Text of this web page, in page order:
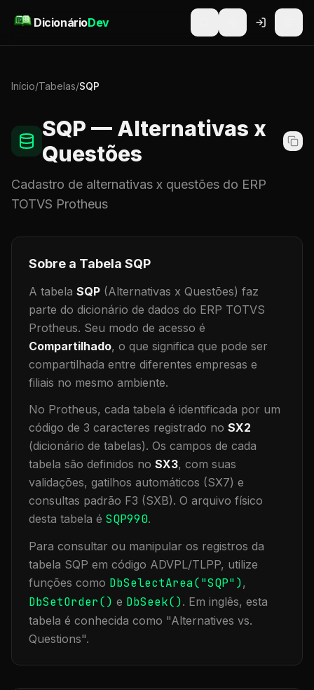
DicionárioDev
Início/Tabelas/SQP
SQP — Alternativas x
Questões
Cadastro de alternativas x questões do ERP
TOTVS Protheus
Sobre a Tabela SQP
A tabela SQP (Alternativas x Questões) faz
parte do dicionário de dados do ERP TOTVS
Protheus. Seu modo de acesso é
Compartilhado, o que significa que pode ser
compartilhada entre diferentes empresas e
filiais no mesmo ambiente.
No Protheus, cada tabela é identificada por um
código de 3 caracteres registrado no SX2
(dicionário de tabelas). Os campos de cada
tabela são definidos no SX3, com suas
validações, gatilhos automáticos (SX7) e
consultas padrão F3 (SXB). O arquivo físico
desta tabela é SQP990.
Para consultar ou manipular os registros da
tabela SQP em código ADVPL/TLPP, utilize
funções como DbSelectArea("SQP"),
DbSetOrder() e DbSeek(). Em inglês, esta
tabela é conhecida como "Alternatives vs.
Questions".